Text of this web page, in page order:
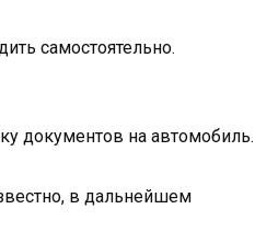
самостоятельно.
документов на автомобиль.
в дальнейшем